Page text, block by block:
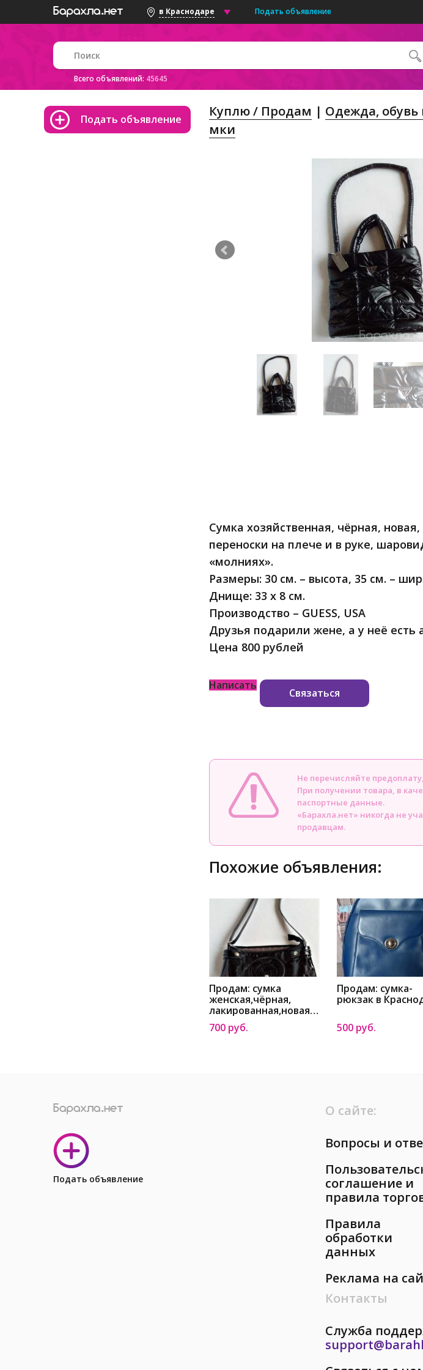
в Краснодаре Подать объявление
Всего объявлений: 45645
Подать объявление Куплю / Продам Одежда, обувь
мки
Сумка хозяйственная, чёрная,
переноски на плече и в руке,
«молниях».
Размеры: 30 см. – высота, 35 см. –
Днище: 33 х 8 см.
Производство – GUESS, USA
Друзья подарили жене, а у неё есть
Цена 800 рублей
Написать
Связаться
Не перечисляйте
При получении товара, в
паспортные данные.
«Барахла.нет» никогда не
продавцам.
Похожие объявления:
Продам: сумка
женская,чёрная,
лакированная,новая в
Краснодаре
700 руб.
Продам: сумка-
рюкзак в
500 руб.
Подать объявление
О сайте:
Вопросы и
соглашение и
правила
Правила
обработки
данных
Реклама на
Контакты
Служба